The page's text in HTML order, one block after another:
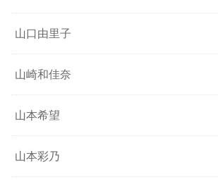
山口由里子
山崎和佳奈
山本希望
山本彩乃